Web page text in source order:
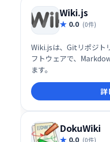
ラボレーションの最適
す。
Wiki.js
0.0 (0件)
Wiki.jsは、Gitリポジト
フトウェアで、
ます。
詳
DokuWiki
0.0 (0件)